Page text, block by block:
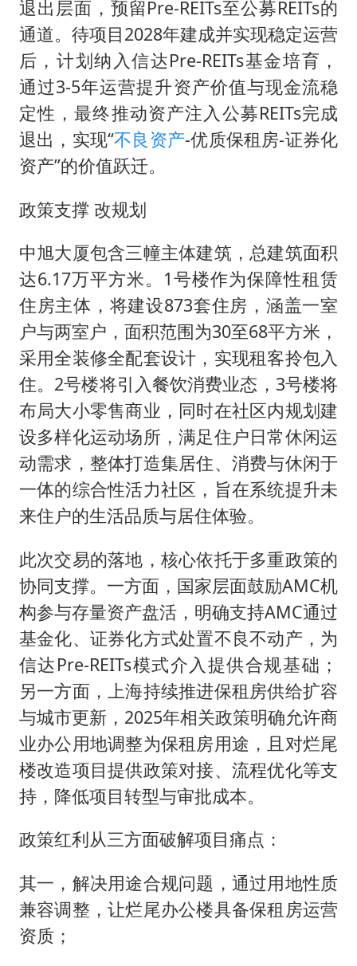
退出层面，预留Pre-REITs至公募REITs的
通道。待项目2028年建成并实现稳定运营
后，计划纳入信达Pre-REITs基金培育，
通过3-5年运营提升资产价值与现金流稳
定性，最终推动资产注入公募REITs完成
退出，实现“不良资产-优质保租房-证券化
资产”的价值跃迁。
政策支撑 改规划
中旭大厦包含三幢主体建筑，总建筑面积
达6.17万平方米。1号楼作为保障性租赁
住房主体，将建设873套住房，涵盖一室
户与两室户，面积范围为30至68平方米，
采用全装修全配套设计，实现租客拎包入
住。2号楼将引入餐饮消费业态，3号楼将
布局大小零售商业，同时在社区内规划建
设多样化运动场所，满足住户日常休闲运
动需求，整体打造集居住、消费与休闲于
一体的综合性活力社区，旨在系统提升未
来住户的生活品质与居住体验。
此次交易的落地，核心依托于多重政策的
协同支撑。一方面，国家层面鼓励AMC机
构参与存量资产盘活，明确支持AMC通过
基金化、证券化方式处置不良不动产，为
信达Pre-REITs模式介入提供合规基础；
另一方面，上海持续推进保租房供给扩容
与城市更新，2025年相关政策明确允许商
业办公用地调整为保租房用途，且对烂尾
楼改造项目提供政策对接、流程优化等支
持，降低项目转型与审批成本。
政策红利从三方面破解项目痛点：
其一，解决用途合规问题，通过用地性质
兼容调整，让烂尾办公楼具备保租房运营
资质；